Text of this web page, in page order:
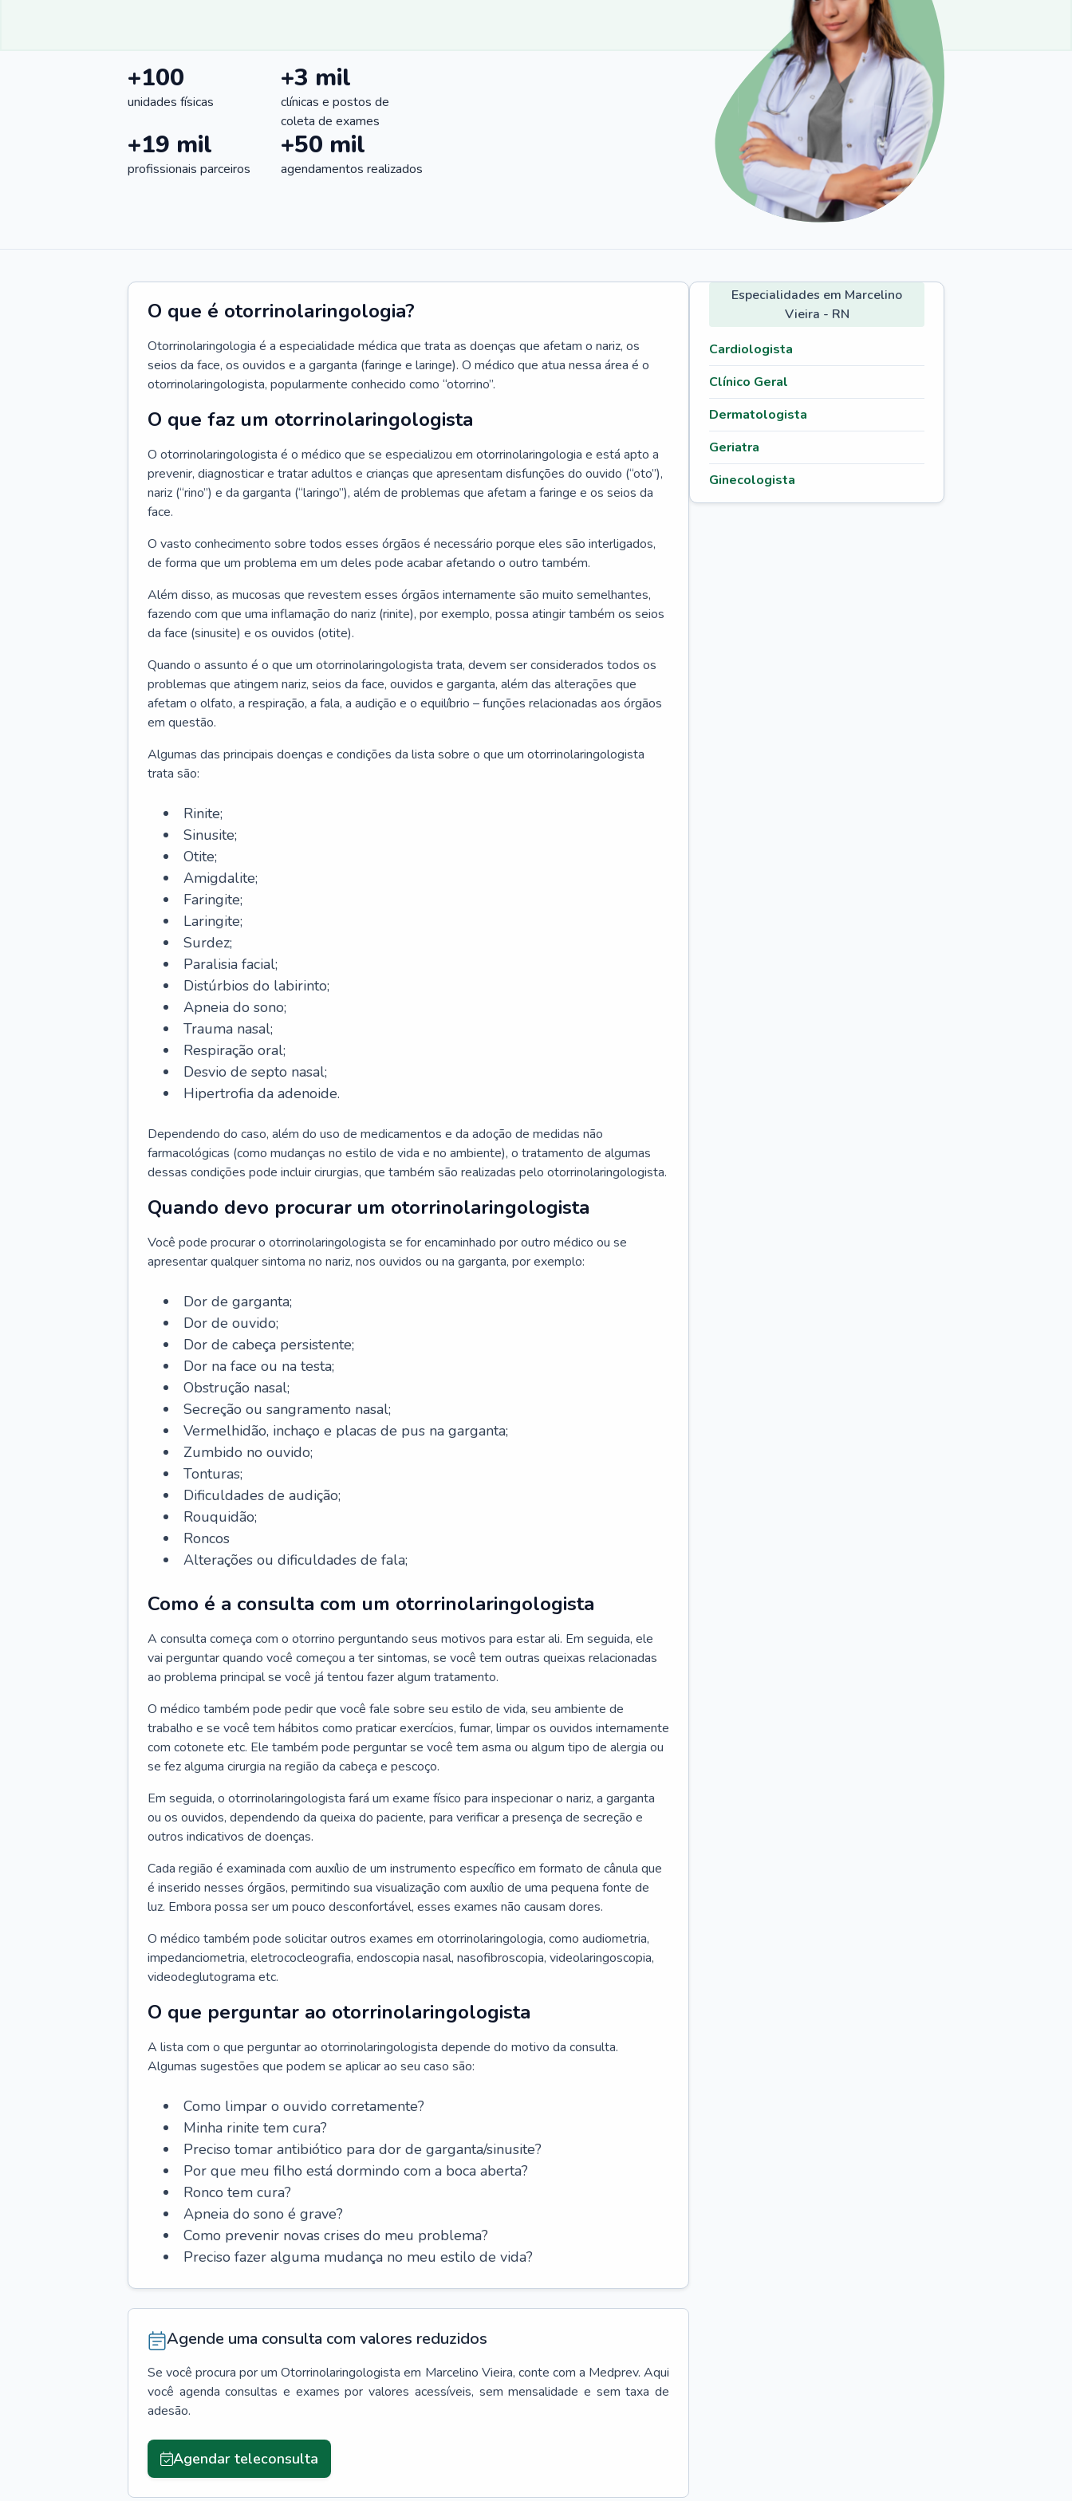
+100
unidades físicas
+3 mil
clínicas e postos de
coleta de exames
+19 mil
profissionais parceiros
+50 mil
agendamentos realizados
O que é otorrinolaringologia?
Otorrinolaringologia é a especialidade médica que trata as doenças que afetam o nariz, os
seios da face, os ouvidos e a garganta (faringe e laringe). O médico que atua nessa área é o
otorrinolaringologista, popularmente conhecido como “otorrino”.
O que faz um otorrinolaringologista
O otorrinolaringologista é o médico que se especializou em otorrinolaringologia e está apto a
prevenir, diagnosticar e tratar adultos e crianças que apresentam disfunções do ouvido (“oto”),
nariz (“rino”) e da garganta (“laringo”), além de problemas que afetam a faringe e os seios da
face.
O vasto conhecimento sobre todos esses órgãos é necessário porque eles são interligados,
de forma que um problema em um deles pode acabar afetando o outro também.
Além disso, as mucosas que revestem esses órgãos internamente são muito semelhantes,
fazendo com que uma inflamação do nariz (rinite), por exemplo, possa atingir também os seios
da face (sinusite) e os ouvidos (otite).
Quando o assunto é o que um otorrinolaringologista trata, devem ser considerados todos os
problemas que atingem nariz, seios da face, ouvidos e garganta, além das alterações que
afetam o olfato, a respiração, a fala, a audição e o equilíbrio – funções relacionadas aos órgãos
em questão.
Algumas das principais doenças e condições da lista sobre o que um otorrinolaringologista
trata são:
Rinite;
Sinusite;
Otite;
Amigdalite;
Faringite;
Laringite;
Surdez;
Paralisia facial;
Distúrbios do labirinto;
Apneia do sono;
Trauma nasal;
Respiração oral;
Desvio de septo nasal;
Hipertrofia da adenoide.
Dependendo do caso, além do uso de medicamentos e da adoção de medidas não
farmacológicas (como mudanças no estilo de vida e no ambiente), o tratamento de algumas
dessas condições pode incluir cirurgias, que também são realizadas pelo otorrinolaringologista.
Quando devo procurar um otorrinolaringologista
Você pode procurar o otorrinolaringologista se for encaminhado por outro médico ou se
apresentar qualquer sintoma no nariz, nos ouvidos ou na garganta, por exemplo:
Dor de garganta;
Dor de ouvido;
Dor de cabeça persistente;
Dor na face ou na testa;
Obstrução nasal;
Secreção ou sangramento nasal;
Vermelhidão, inchaço e placas de pus na garganta;
Zumbido no ouvido;
Tonturas;
Dificuldades de audição;
Rouquidão;
Roncos
Alterações ou dificuldades de fala;
Como é a consulta com um otorrinolaringologista
A consulta começa com o otorrino perguntando seus motivos para estar ali. Em seguida, ele
vai perguntar quando você começou a ter sintomas, se você tem outras queixas relacionadas
ao problema principal se você já tentou fazer algum tratamento.
O médico também pode pedir que você fale sobre seu estilo de vida, seu ambiente de
trabalho e se você tem hábitos como praticar exercícios, fumar, limpar os ouvidos internamente
com cotonete etc. Ele também pode perguntar se você tem asma ou algum tipo de alergia ou
se fez alguma cirurgia na região da cabeça e pescoço.
Em seguida, o otorrinolaringologista fará um exame físico para inspecionar o nariz, a garganta
ou os ouvidos, dependendo da queixa do paciente, para verificar a presença de secreção e
outros indicativos de doenças.
Cada região é examinada com auxílio de um instrumento específico em formato de cânula que
é inserido nesses órgãos, permitindo sua visualização com auxílio de uma pequena fonte de
luz. Embora possa ser um pouco desconfortável, esses exames não causam dores.
O médico também pode solicitar outros exames em otorrinolaringologia, como audiometria,
impedanciometria, eletrococleografia, endoscopia nasal, nasofibroscopia, videolaringoscopia,
videodeglutograma etc.
O que perguntar ao otorrinolaringologista
A lista com o que perguntar ao otorrinolaringologista depende do motivo da consulta.
Algumas sugestões que podem se aplicar ao seu caso são:
Como limpar o ouvido corretamente?
Minha rinite tem cura?
Preciso tomar antibiótico para dor de garganta/sinusite?
Por que meu filho está dormindo com a boca aberta?
Ronco tem cura?
Apneia do sono é grave?
Como prevenir novas crises do meu problema?
Preciso fazer alguma mudança no meu estilo de vida?
Agende uma consulta com valores reduzidos
Se você procura por um Otorrinolaringologista em Marcelino Vieira, conte com a Medprev. Aqui
você agenda consultas e exames por valores acessíveis, sem mensalidade e sem taxa de
adesão.
Agendar teleconsulta
Especialidades em Marcelino
Vieira - RN
Cardiologista
Clínico Geral
Dermatologista
Geriatra
Ginecologista